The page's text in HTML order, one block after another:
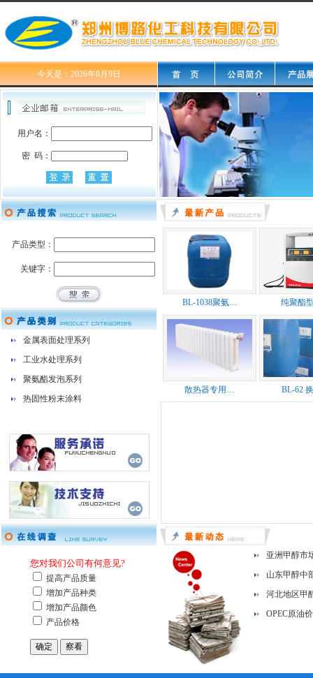
今天是：2026年8月9日
用户名：
密 码：
产品类型：
关键字：
金属表面处理系列
工业水处理系列
聚氨酯发泡系列
热固性粉末涂料
BL-1038聚氨… 纯聚酯
散热器专用… BL-62
亚洲甲醇市
山东甲醇中
河北地区甲
OPEC原油